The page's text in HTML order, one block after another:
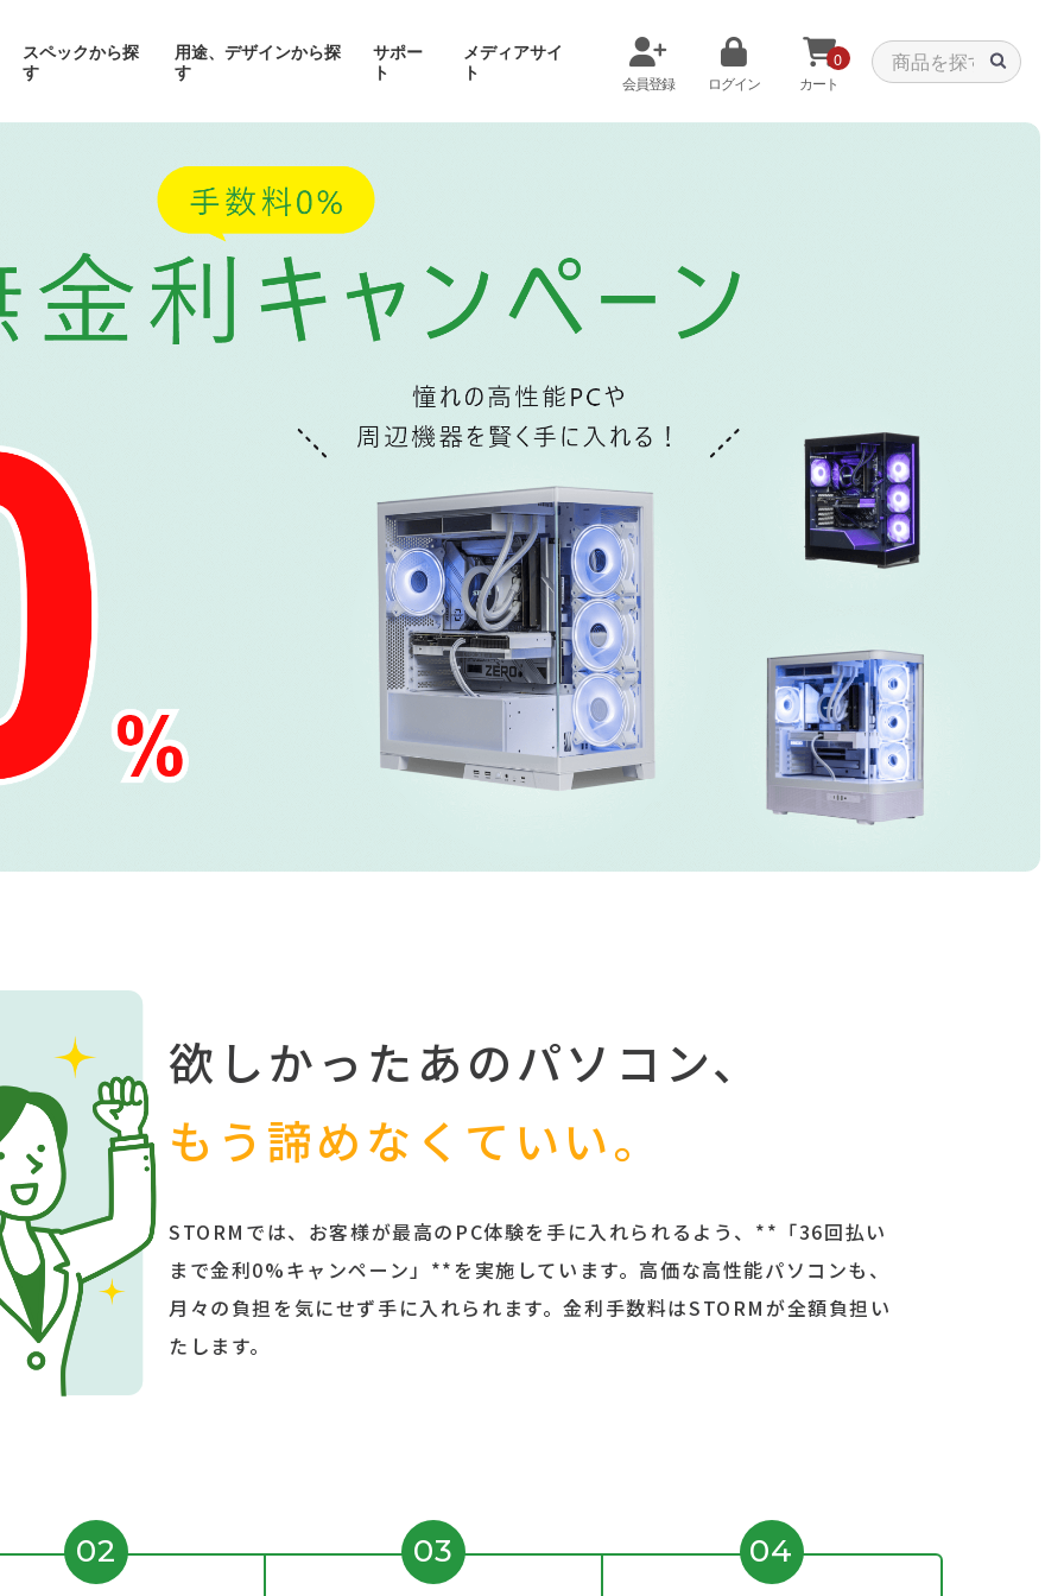
スペックから探
す
用途、デザインから探
す
サポー
ト
メディアサイ
ト
会員登録 ログイン
0
カート
水冷と曲面
したハイエン
しさと冷却性
た「流界2」
詳細
厳格な基準をクリアした
「Powered By MSI」認証
モデル。世界をリードする
MSIの最新パーツ搭載。
商品詳細
MSI共同開発のPROJECT
ZERO 背面コネクタマザー
商品詳細
商品詳細
価格帯から探す 製品シリーズから探す メモリから探す クーラーから探す
商品をみる
背面コネクタパーツ
搭載PC
商品をみる 商品をみる
欲しかったあのパソコン、
もう諦めなくていい。
STORMでは、お客様が最高のPC体験を手に入れられるよう、**「36回払い
まで金利0%キャンペーン」**を実施しています。高価な高性能パソコンも、
月々の負担を気にせず手に入れられます。金利手数料はSTORMが全額負担い
たします。
02 03 04